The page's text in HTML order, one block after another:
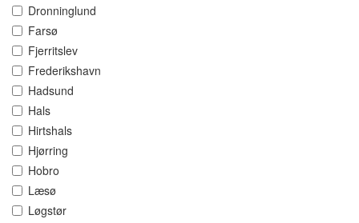
Dronninglund
Farsø
Fjerritslev
Frederikshavn
Hadsund
Hals
Hirtshals
Hjørring
Hobro
Læsø
Løgstør